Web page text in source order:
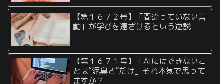
【第１６７２号】「間違っていない言
動」が学びを遠ざけるという逆説
【第１６７１号】「AIにはできないこ
とは“泥臭さ”だけ」それ本気で思って
ますか？